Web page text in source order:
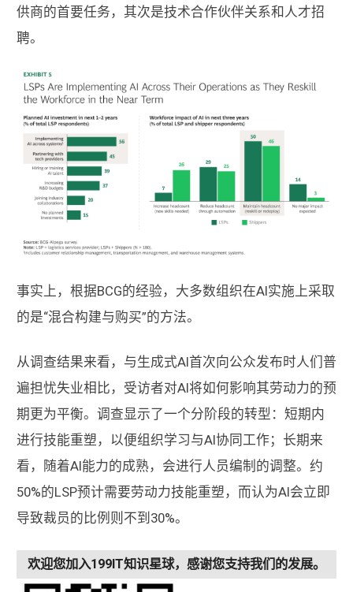
供商的首要任务，其次是技术合作伙伴关系和人才招
聘。
事实上，根据BCG的经验，大多数组织在AI实施上采取
的是“混合构建与购买”的方法。
从调查结果来看，与生成式AI首次向公众发布时人们普
遍担忧失业相比，受访者对AI将如何影响其劳动力的预
期更为平衡。调查显示了一个分阶段的转型：短期内
进行技能重塑，以便组织学习与AI协同工作；长期来
看，随着AI能力的成熟，会进行人员编制的调整。约
50%的LSP预计需要劳动力技能重塑，而认为AI会立即
导致裁员的比例则不到30%。
欢迎您加入199IT知识星球，感谢您支持我们的发展。